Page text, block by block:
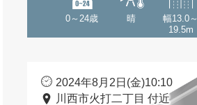
0～24歳 晴
幅13.0～
19.5m
2024年8月2日(金)10:10
川西市火打二丁目 付近